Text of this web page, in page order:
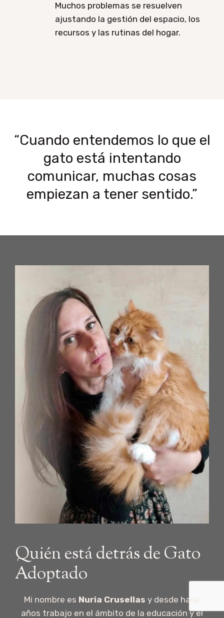
Muchos problemas se resuelven
ajustando la gestión del espacio, los
recursos y las rutinas del hogar.
“Cuando entendemos lo que el
gato está intentando
comunicar, muchas cosas
empiezan a tener sentido.”
Quién está detrás de Gato
Adoptado
Mi nombre es Nuria Crusellas y desde hace
años trabajo en el ámbito de la educación y el